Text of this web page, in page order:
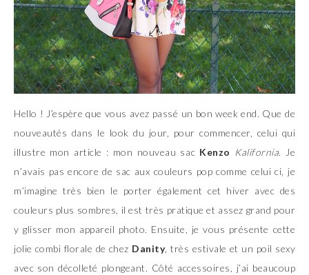
Hello ! J’espère que vous avez passé un bon week end. Que de
nouveautés dans le look du jour, pour commencer, celui qui
illustre mon article : mon nouveau sac Kenzo Kalifornia. Je
n’avais pas encore de sac aux couleurs pop comme celui ci, je
m’imagine très bien le porter également cet hiver avec des
couleurs plus sombres, il est très pratique et assez grand pour
y glisser mon appareil photo. Ensuite, je vous présente cette
jolie combi florale de chez Danity, très estivale et un poil sexy
avec son décolleté plongeant. Côté accessoires, j’ai beaucoup